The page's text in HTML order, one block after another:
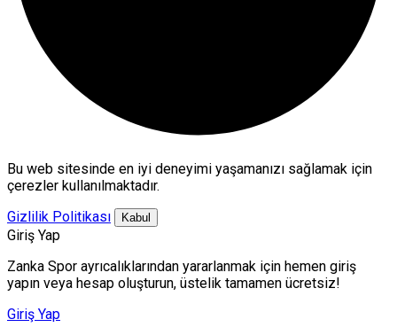
Bu web sitesinde en iyi deneyimi yaşamanızı sağlamak için
çerezler kullanılmaktadır.
Gizlilik Politikası
Kabul
Giriş Yap
Zanka Spor ayrıcalıklarından yararlanmak için hemen giriş
yapın veya hesap oluşturun, üstelik tamamen ücretsiz!
Giriş Yap